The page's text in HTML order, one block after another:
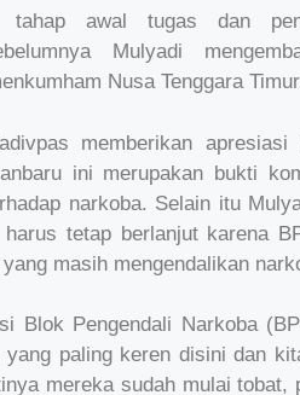
tahap awal tugas dan
Mulyadi
Nusa Tenggara
memberikan
ini merupakan bukti
narkoba. Selain itu
tetap berlanjut karena
masih mengendalikan
Blok Pengendali Narkoba
paling keren disini dan
mereka sudah mulai